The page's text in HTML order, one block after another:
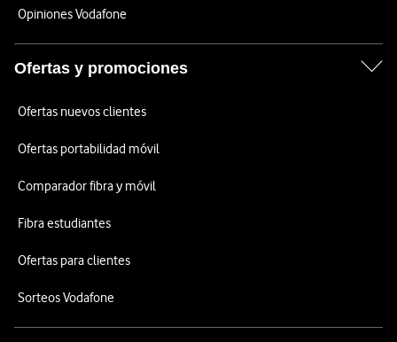
Opiniones Vodafone
Ofertas y promociones
Ofertas nuevos clientes
Ofertas portabilidad móvil
Comparador fibra y móvil
Fibra estudiantes
Ofertas para clientes
Sorteos Vodafone